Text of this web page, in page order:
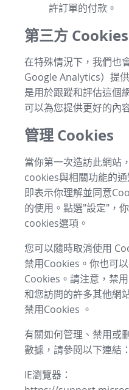
許訂單的付款。
第三方 Cookies
在特殊情況下，我們也
Google Analytics）提
是用於跟蹤和評估這個
可以為您提供更好的內
管理 Cookies
當你第一次造訪此網站
cookies與相關功能的
即表示你理解並同意
的使用。點選"設定"，
cookies選項。
您可以隨時取消使用
禁用Cookies。你也可
Cookies。請注意，禁
和您訪問的許多其他網
禁用Cookies 。
有關如何管理、禁用或
數據，請參閱以下連結：
IE瀏覽器：